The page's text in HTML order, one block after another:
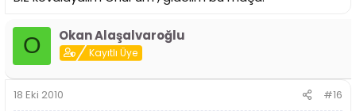
Teknik direktör değişikliğinin akabinde gösterilen yalancı
tabloyu bile tercih ederim o sahtekarlığa.
Yönetimin bu akşamki kararına göre hareket
ederim.Bahsettiğim tablo oluşmazsa bilet kovalamayı
O Okan Alaşalvaroğlu
Kayıtlı Üye
18 Eki 2010 #16